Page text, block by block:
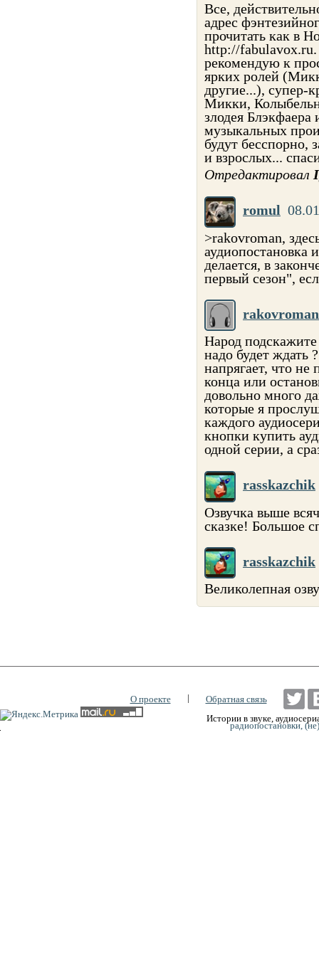
Все,
адрес
прочитать как в
http://fabulavox.ru.
рекомендую к
ярких ролей
другие...), супер-
Микки,
злодея
музыкальных
будут бесспорно,
и взрослых...
Отредактировал
romul
>rakovroman,
аудиопостановка
делается, в
первый сезон",
rakovroman
Народ
надо будет ждать
напрягает, что
конца или
довольно много
которые я
каждого
кнопки купить
одной серии, а
rasskazchik
Озвучка выше
сказке! Большое
rasskazchik
Великолепная
О проекте
Обратная связь
Истории в звуке,
радиопостановки,